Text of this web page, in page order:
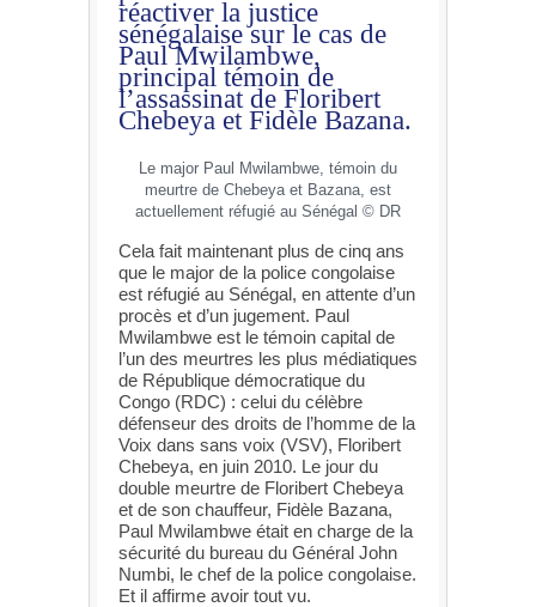
réactiver la justice
sénégalaise sur le cas de
Paul Mwilambwe,
principal témoin de
l’assassinat de Floribert
Chebeya et Fidèle Bazana.
Le major Paul Mwilambwe, témoin du
meurtre de Chebeya et Bazana, est
actuellement réfugié au Sénégal © DR
Cela fait maintenant plus de cinq ans
que le major de la police congolaise
est réfugié au Sénégal, en attente d’un
procès et d’un jugement. Paul
Mwilambwe est le témoin capital de
l’un des meurtres les plus médiatiques
de République démocratique du
Congo (RDC) : celui du célèbre
défenseur des droits de l’homme de la
Voix dans sans voix (VSV), Floribert
Chebeya, en juin 2010. Le jour du
double meurtre de Floribert Chebeya
et de son chauffeur, Fidèle Bazana,
Paul Mwilambwe était en charge de la
sécurité du bureau du Général John
Numbi, le chef de la police congolaise.
Et il affirme avoir tout vu.